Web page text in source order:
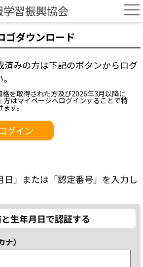
習振興協会
ダウンロード
みの方は下記のボタンからログ
を取得された方及び2026年3月以降に
方はマイページへログインすることで特
す。
グイン
」または「認定番号」を入力し
生年月日で認証する
）